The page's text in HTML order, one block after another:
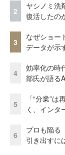
2
ヤシノミ洗
復活したの
3
なぜショー
データが示
4
効率化の時
部氏が語る
5
「“分業”
く、インタ
6
プロも陥る
引き出すに